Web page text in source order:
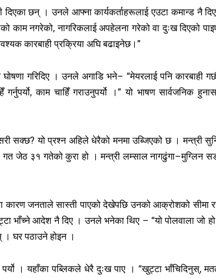
छन् । उनले आफ्ना कार्यकर्ताहरूलाई एउटा कमान्ड नै
नगरेको, नागरिकलाई अपहेलना गरेको वा दुःख दिएको
कारबाही प्रक्रिया अघि बढाइनेछ।”
गरिदिए । उनले अगाडि भने– “मेयरलाई पनि कारबाही
काम चाहिँ गराउनुपर्यो ।” यो भाषण सार्वजनिक
सक्छ? यो प्रश्न अहिले धेरैको मनमा उब्जिएको छ । मन्त्री
गत जेठ ३१ गतेको कुरा हो । मन्त्री लम्साल नागढुंगा–मुग्लिन
कारण जनताले सास्ती पाएको देखेपछि उनको आक्रोशको सीमा
भाँच्ने आदेश नै दिए । उनले भनेका थिए – “यो पोलवाला जो हो
। घर पठाउने होइन ।
। यहाँका पब्लिकले धेरै दुःख पाए । “खुट्टा भाँचिदिनुस्,